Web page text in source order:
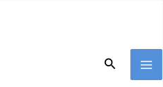
Search